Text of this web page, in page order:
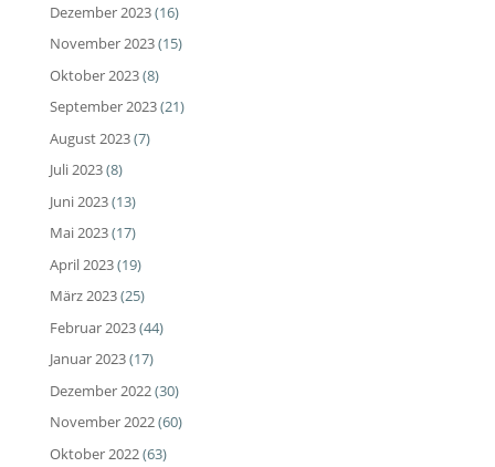
Dezember 2023(16)
November 2023(15)
Oktober 2023(8)
September 2023(21)
August 2023(7)
Juli 2023(8)
Juni 2023(13)
Mai 2023(17)
April 2023(19)
März 2023(25)
Februar 2023(44)
Januar 2023(17)
Dezember 2022(30)
November 2022(60)
Oktober 2022(63)